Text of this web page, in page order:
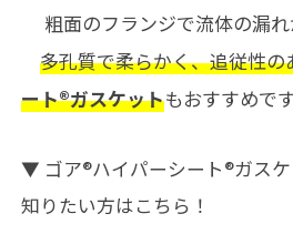
粗面のフランジで流体の漏
多孔質で柔らかく、追従性の
ート®ガスケットもおすすめです
▼ ゴア®ハイパーシート®ガス
知りたい方はこちら！